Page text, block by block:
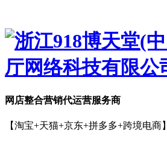
网店整合营销代运营服务商
【淘宝+天猫+京东+拼多多+跨境电商】